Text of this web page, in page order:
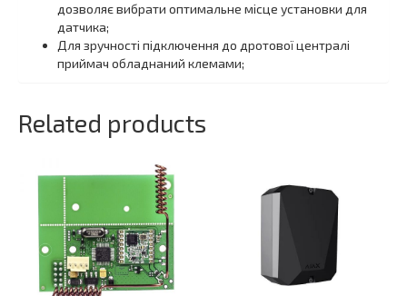
дозволяє вибрати оптимальне місце установки для
датчика;
Для зручності підключення до дротової централі
приймач обладнаний клемами;
Related products